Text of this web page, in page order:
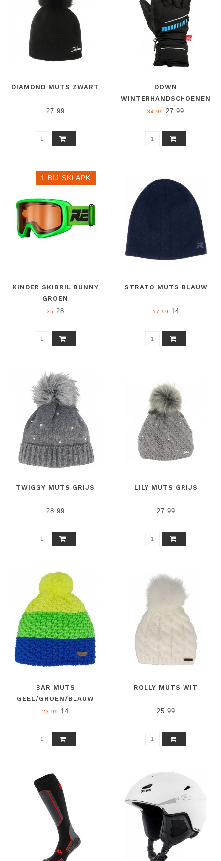
DIAMOND MUTS ZWART
27.99
DOWN
WINTERHANDSCHOENEN
BLAUW
34.99 27.99
1 BIJ SKI APK
KINDER SKIBRIL BUNNY
GROEN
3528
STRATO MUTS BLAUW
17.9914
TWIGGY MUTS GRIJS
28.99
LILY MUTS GRIJS
27.99
BAR MUTS
GEEL/GROEN/BLAUW
23.9914
ROLLY MUTS WIT
25.99